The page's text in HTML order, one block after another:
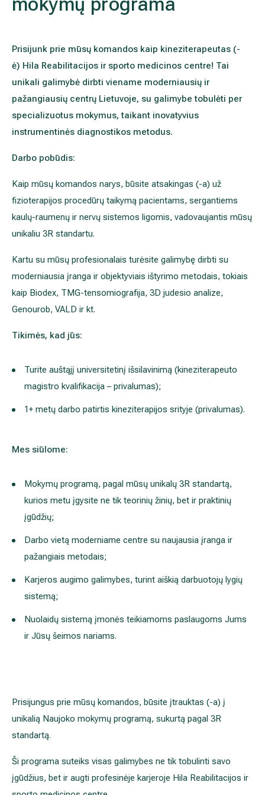
galimybe tobulėti per specializuotus mokymus, taikant
metodus.
Darbo pobūdis:
Kaip mūsų komandos narys, būsite atsakingas (-a) už
sergantiems kaulų-raumenų ir nervų sistemos ligomis,
Kartu su mūsų profesionalais turėsite galimybę dirbti su
tokiais kaip Biodex, TMG-tensomiografija, 3D judesio analize,
Tikimės, kad jūs:
1+ metų darbo patirtis kineziterapijos srityje (privalumas).
Mes siūlome:
Mokymų programą, pagal mūsų unikalų 3R standartą, kurios
Darbo vietą moderniame centre su naujausia įranga ir
Karjeros augimo galimybes, turint aiškią darbuotojų lygių
Prisijungus prie mūsų komandos, būsite įtrauktas (-a) į unikalią
Ši programa suteiks visas galimybes ne tik tobulinti savo
karjeroje Hila Reabilitacijos ir sporto medicinos centre.
Mūsų struktūrizuota sistema padės kiekvienam naujam
įgyti žinias bus tiesioginis žingsnis į sėkmingą karjerą
Atlyginimas:
Reabilitacijos ir sporto medicinos centras, Grybo g. 32a,
Reabilitacijos ir sporto medicinos centras, Estų g. 1, Vilnius
Akušerija ginekologija
Alergijų ir kvėpavimo takų gydymas
Oftalmologija (akių gydymas)
Kardiologija
Gastroenterologija (virškinimo ligos)
Abdominalinė (pilvo) ir bendroji chirurgija
Ausų, nosies, gerklės (LOR) ligų gydymas
Išsiplėtusių kojų venų gydymas
Mamologija (Krūtų onkochirurgija)
Hila paslaugos
Hila gydytojai
Sveikatos patarimai
Vidaus tvarkos taisyklės
Kaip atvykti į Hila
Tyrimai ir gydymo paskyrimas – 1 diena
Galerija